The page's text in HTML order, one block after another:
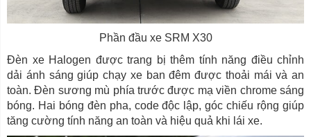
Phần đầu xe SRM X30
Đèn xe Halogen được trang bị thêm tính năng điều chỉnh
dải ánh sáng giúp chạy xe ban đêm được thoải mái và an
toàn. Đèn sương mù phía trước được mạ viền chrome sáng
bóng. Hai bóng đèn pha, code độc lập, góc chiếu rộng giúp
tăng cường tính năng an toàn và hiệu quả khi lái xe.